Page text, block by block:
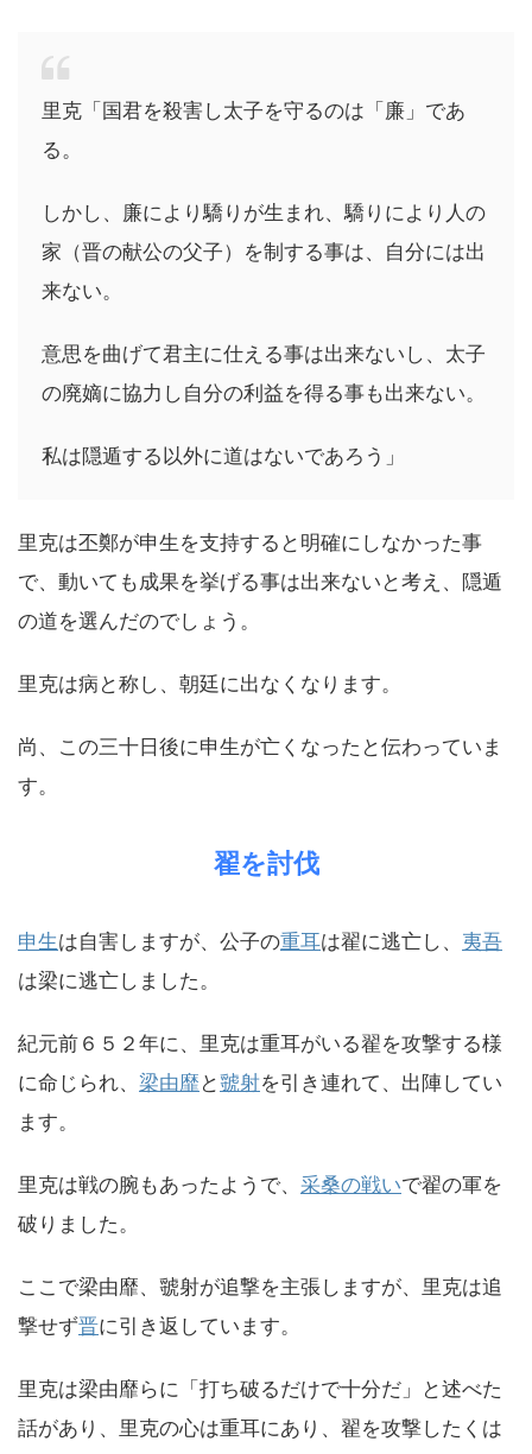
里克「国君を殺害し太子を守るのは「廉」であ
る。
しかし、廉により驕りが生まれ、驕りにより人の
家（晋の献公の父子）を制する事は、自分には出
来ない。
意思を曲げて君主に仕える事は出来ないし、太子
の廃嫡に協力し自分の利益を得る事も出来ない。
私は隠遁する以外に道はないであろう」
里克は丕鄭が申生を支持すると明確にしなかった事
で、動いても成果を挙げる事は出来ないと考え、隠遁
の道を選んだのでしょう。
里克は病と称し、朝廷に出なくなります。
尚、この三十日後に申生が亡くなったと伝わっていま
す。
翟を討伐
申生は自害しますが、公子の重耳は翟に逃亡し、 夷吾
は梁に逃亡しました。
紀元前６５２年に、里克は重耳がいる翟を攻撃する様
に命じられ、 梁由靡 と虢射を引き連れて、出陣してい
ます。
里克は戦の腕もあったようで、 采桑の戦いで翟の軍を
破りました。
ここで梁由靡、虢射が追撃を主張しますが、里克は追
撃せず晋に引き返しています。
里克は梁由靡らに「打ち破るだけで十分だ」と述べた
話があり、里克の心は重耳にあり、翟を攻撃したくは